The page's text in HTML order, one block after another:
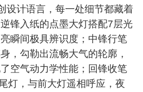
设计语言，每一处细节都藏着
锋入纸的点墨大灯搭配7层光
瞬间极具辨识度；中锋行笔
，勾勒出流畅大气的轮廓，
空气动力学性能；回锋收笔
灯，与前大灯遥相呼应，夜